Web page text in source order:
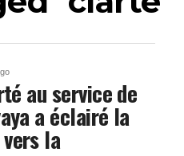
au service de
a éclairé la
la